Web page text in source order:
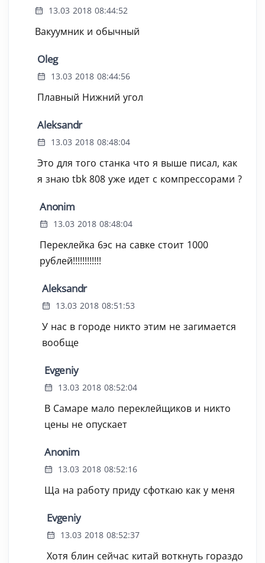
13.03 2018 08:44:52
Вакуумник и обычный
Oleg
13.03 2018 08:44:56
Плавный Нижний угол
Aleksandr
13.03 2018 08:48:04
Это для того станка что я выше писал, как
я знаю tbk 808 уже идет с компрессорами ?
Anonim
13.03 2018 08:48:04
Переклейка 6эс на савке стоит 1000
рублей!!!!!!!!!!!!
Aleksandr
13.03 2018 08:51:53
У нас в городе никто этим не загимается
вообще
Evgeniy
13.03 2018 08:52:04
В Самаре мало переклейщиков и никто
цены не опускает
Anonim
13.03 2018 08:52:16
Ща на работу приду сфоткаю как у меня
Evgeniy
13.03 2018 08:52:37
Хотя блин сейчас китай воткнуть гораздо